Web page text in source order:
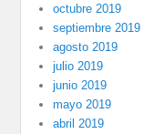
octubre 2019
septiembre 2019
agosto 2019
julio 2019
junio 2019
mayo 2019
abril 2019